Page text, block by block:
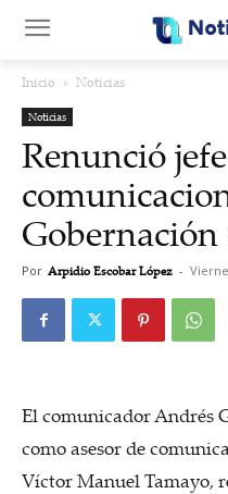
Inicio Noticias
Noticias
Renunció
Por Arpidio Escobar López -
El comunicador Andrés
como asesor de
Víctor Manuel Tamayo,